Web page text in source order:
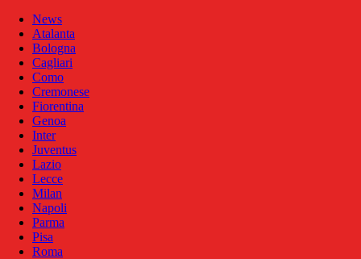
News
Atalanta
Bologna
Cagliari
Como
Cremonese
Fiorentina
Genoa
Inter
Juventus
Lazio
Lecce
Milan
Napoli
Parma
Pisa
Roma